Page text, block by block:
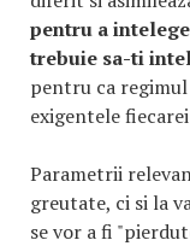
pentru a
trebuie sa-ti
pentru ca
exigentele
Parametrii
greutate, ci si la
se vor a fi